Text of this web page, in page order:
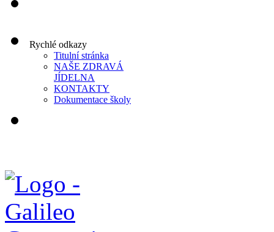
Rychlé odkazy
Titulní stránka
NAŠE ZDRAVÁ
JÍDELNA
KONTAKTY
Dokumentace školy